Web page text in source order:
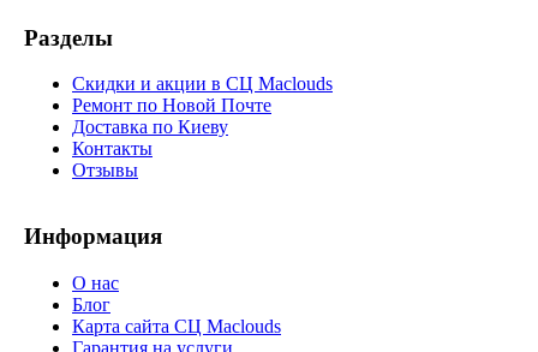
Разделы
Скидки и акции в СЦ Maclouds
Ремонт по Новой Почте
Доставка по Киеву
Контакты
Отзывы
Информация
О нас
Блог
Карта сайта СЦ Maclouds
Гарантия на услуги